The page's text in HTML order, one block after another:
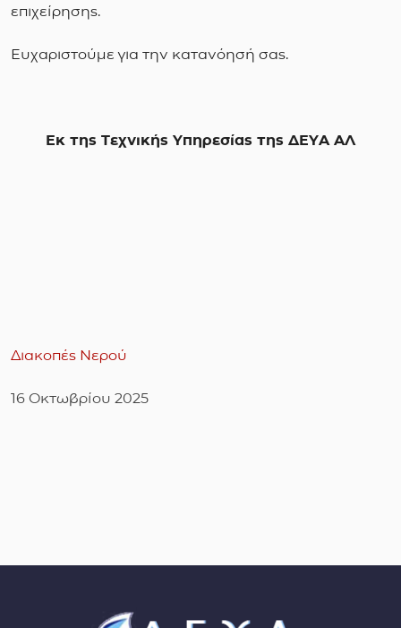
επιχείρησης.
Ευχαριστούμε για την κατανόησή σας.
Εκ της Τεχνικής Υπηρεσίας της ΔΕΥΑ ΑΛ
Διακοπές Νερού
16 Οκτωβρίου 2025